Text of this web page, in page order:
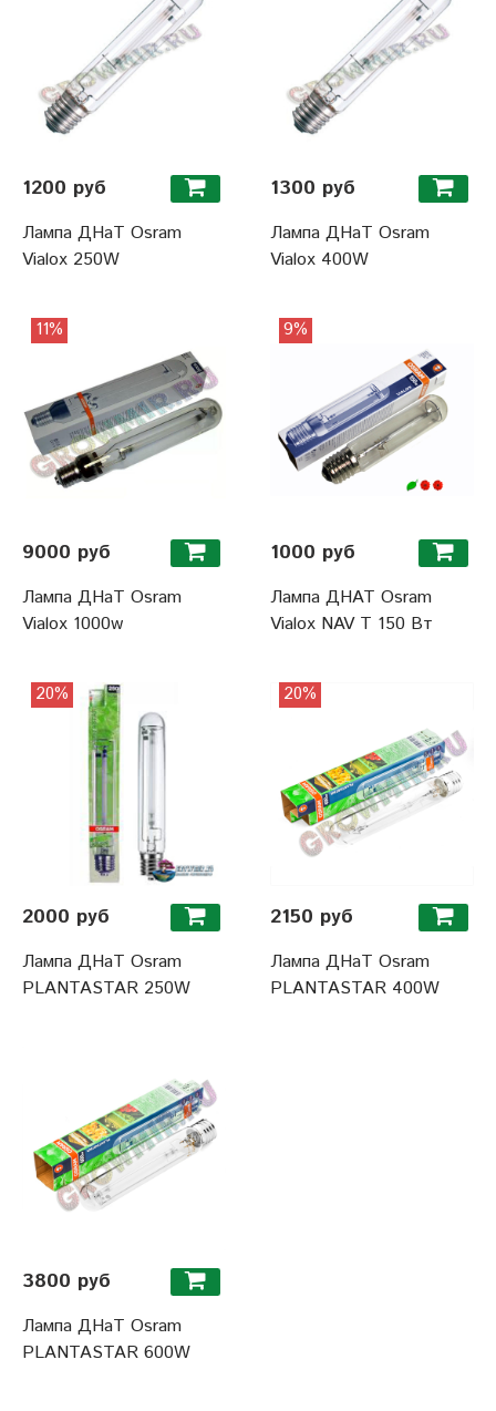
1200 руб
Лампа ДНаТ Osram
Vialox 250W
1300 руб
Лампа ДНаТ Osram
Vialox 400W
11%
9000 руб
Лампа ДНаТ Osram
Vialox 1000w
9%
1000 руб
Лампа ДНАТ Osram
Vialox NAV T 150 Вт
20%
2000 руб
Лампа ДНаТ Osram
PLANTASTAR 250W
20%
2150 руб
Лампа ДНаТ Osram
PLANTASTAR 400W
3800 руб
Лампа ДНаТ Osram
PLANTASTAR 600W